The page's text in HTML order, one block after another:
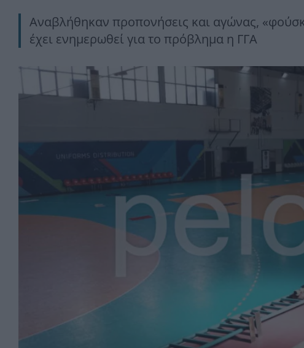
Αναβλήθηκαν προπονήσεις και αγώνας,
έχει ενημερωθεί για το πρόβλημα η ΓΓΑ